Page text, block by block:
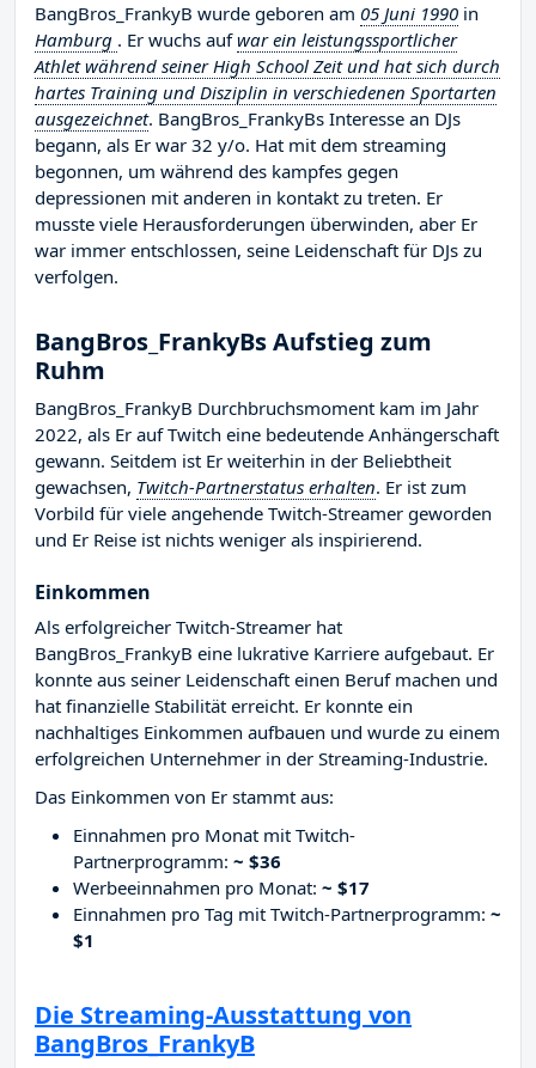
BangBros_FrankyB wurde geboren am 05 Juni 1990 in
Hamburg . Er wuchs aufwar ein leistungssportlicher
Athlet während seiner High School Zeit und hat sich durch
hartes Training und Disziplin in verschiedenen Sportarten
ausgezeichnet. BangBros_FrankyBs Interesse an DJs
begann, als Er war 32 y/o. Hat mit dem streaming
begonnen, um während des kampfes gegen
depressionen mit anderen in kontakt zu treten. Er
musste viele Herausforderungen überwinden, aber Er
war immer entschlossen, seine Leidenschaft für DJs zu
verfolgen.
BangBros_FrankyBs Aufstieg zum
Ruhm
BangBros_FrankyB Durchbruchsmoment kam im Jahr
2022, als Er auf Twitch eine bedeutende Anhängerschaft
gewann. Seitdem ist Er weiterhin in der Beliebtheit
gewachsen, Twitch-Partnerstatus erhalten. Er ist zum
Vorbild für viele angehende Twitch-Streamer geworden
und Er Reise ist nichts weniger als inspirierend.
Einkommen
Als erfolgreicher Twitch-Streamer hat
BangBros_FrankyB eine lukrative Karriere aufgebaut. Er
konnte aus seiner Leidenschaft einen Beruf machen und
hat finanzielle Stabilität erreicht. Er konnte ein
nachhaltiges Einkommen aufbauen und wurde zu einem
erfolgreichen Unternehmer in der Streaming-Industrie.
Das Einkommen von Er stammt aus:
Einnahmen pro Monat mit Twitch-
Partnerprogramm: ~ $36
Werbeeinnahmen pro Monat: ~ $17
Einnahmen pro Tag mit Twitch-Partnerprogramm: ~
$1
Die Streaming-Ausstattung von
BangBros_FrankyB